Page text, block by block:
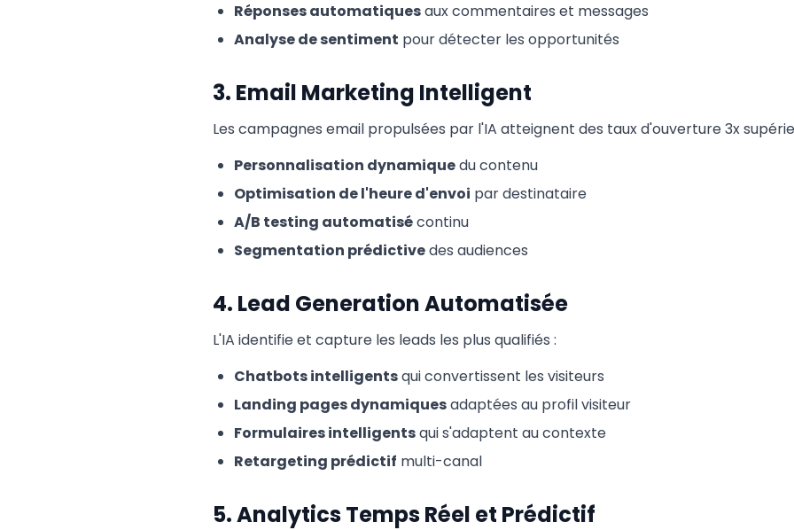
Réponses automatiquesaux commentaires et messages
Analyse de sentiment pour détecter les opportunités
3. Email Marketing Intelligent
Les campagnes email propulsées par l'IA atteignent des taux d'ouverture 3x
Personnalisation dynamiquedu contenu
Optimisation de l'heure d'envoi par destinataire
A/B testing automatisécontinu
Segmentation prédictivedes audiences
4. Lead Generation Automatisée
L'IA identifie et capture les leads les plus qualifiés :
Chatbots intelligentsqui convertissent les visiteurs
Landing pages dynamiquesadaptées au profil visiteur
Formulaires intelligentsqui s'adaptent au contexte
Retargeting prédictif multi-canal
5. Analytics Temps Réel et Prédictif